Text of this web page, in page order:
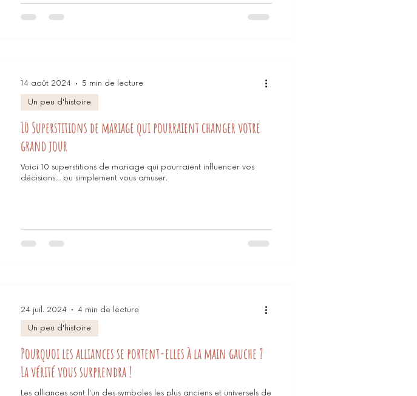
10 Superstitions de mariage qui pourraient changer votre
grand jour
Voici 10 superstitions de mariage qui pourraient influencer vos
décisions… ou simplement vous amuser.
Un peu d'histoire
14 août 2024 5 min de lecture
Pourquoi les alliances se portent-elles à la main gauche ?
La vérité vous surprendra !
Les alliances sont l'un des symboles les plus anciens et universels de
Un peu d'histoire
24 juil. 2024 4 min de lecture